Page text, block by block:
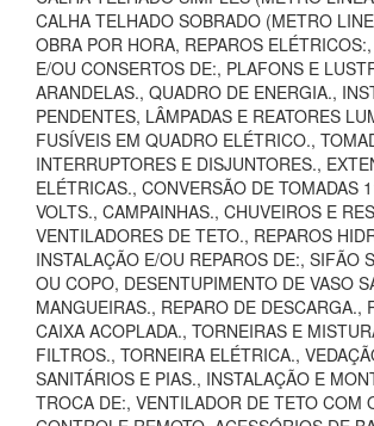
CALHA TELHADO SOBRADO (METRO
OBRA POR HORA, REPAROS
E/OU CONSERTOS DE:, PLAFONS E
ARANDELAS., QUADRO DE ENERGIA.,
PENDENTES, LÂMPADAS E REATORES
FUSÍVEIS EM QUADRO ELÉTRICO.,
INTERRUPTORES E DISJUNTORES.,
ELÉTRICAS., CONVERSÃO DE TOMADAS
VOLTS., CAMPAINHAS., CHUVEIROS E
VENTILADORES DE TETO., REPAROS
INSTALAÇÃO E/OU REPAROS DE:, SIFÃO
OU COPO, DESENTUPIMENTO DE VASO
MANGUEIRAS., REPARO DE DESCARGA.,
CAIXA ACOPLADA., TORNEIRAS E
FILTROS., TORNEIRA ELÉTRICA.,
SANITÁRIOS E PIAS., INSTALAÇÃO E
TROCA DE:, VENTILADOR DE TETO COM